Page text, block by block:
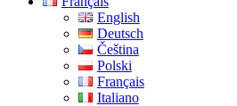
English
Deutsch
Čeština
Polski
Français
Italiano